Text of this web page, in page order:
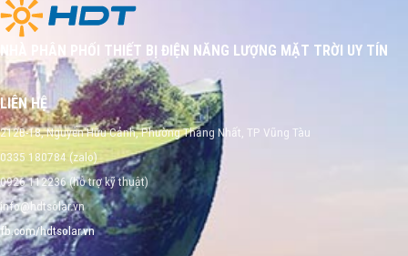
NHÀ PHÂN PHỐI THIẾT BỊ ĐIỆN NĂNG LƯỢNG MẶT TRỜI UY TÍN
LIÊN HỆ
212B-18, Nguyễn Hữu Cảnh, Phường Thắng Nhất, TP Vũng Tàu
0335 180784 (zalo)
0926 112236 (hỗ trợ kỹ thuật)
info@hdtsolar.vn
fb.com/hdtsolar.vn